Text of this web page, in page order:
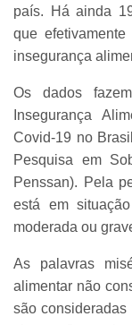
país. Há ainda
que
insegurança
Os dados
Insegurança
Covid-19 no
Pesquisa em
Penssan). Pela
está em
moderada ou
As palavras
alimentar não
são